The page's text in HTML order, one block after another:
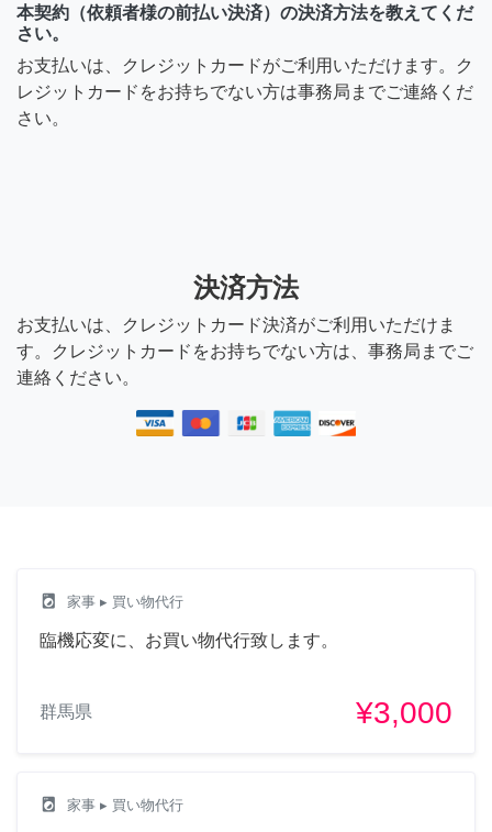
本契約（依頼者様の前払い決済）の決済方法を教えてくだ
さい。
お支払いは、クレジットカードがご利用いただけます。ク
レジットカードをお持ちでない方は事務局までご連絡くだ
さい。
決済方法
お支払いは、クレジットカード決済がご利用いただけま
す。クレジットカードをお持ちでない方は、事務局までご
連絡ください。
local_laundry_service 家事 ▸ 買い物代行
臨機応変に、お買い物代行致します。
群馬県 ¥3,000
local_laundry_service 家事 ▸ 買い物代行